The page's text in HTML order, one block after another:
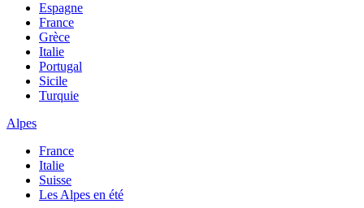
Espagne
France
Grèce
Italie
Portugal
Sicile
Turquie
Alpes
France
Italie
Suisse
Les Alpes en été